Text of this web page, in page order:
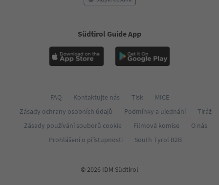
Südtirol Guide App
FAQ Kontaktujte nás Tisk
MICE
Zásady ochrany osobních údajů
Podmínky a ujednání
Tiráž
Zásady používání souborů cookie
Filmová komise
O nás
Prohlášení o přístupnosti
South Tyrol B2B
© 2026 IDM Südtirol